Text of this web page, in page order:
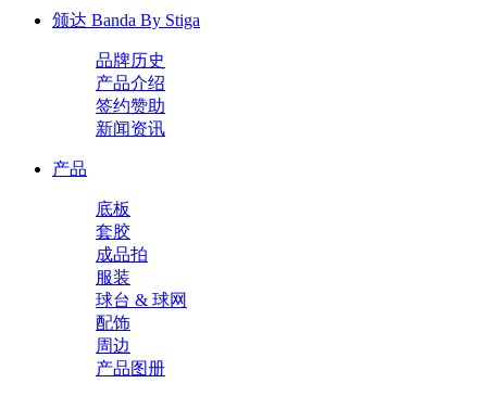
颁达 Banda By Stiga
品牌历史
产品介绍
签约赞助
新闻资讯
产品
底板
套胶
成品拍
服装
球台 & 球网
配饰
周边
产品图册